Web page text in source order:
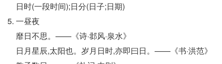
日时(一段时间);日分(日子;日期)
一昼夜
靡日不思。——《诗·邶风·泉水》
日月星辰,太阳也。岁月日时,亦即曰日。——《书·洪范》